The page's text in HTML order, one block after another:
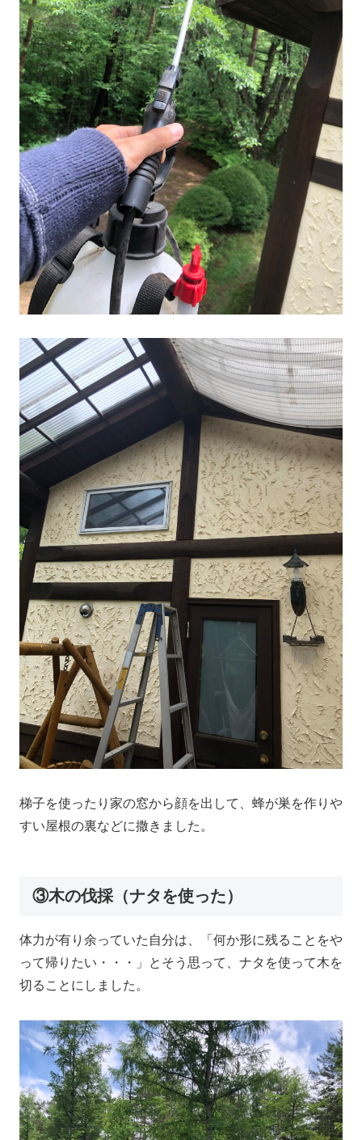
梯子を使ったり家の窓から顔を出して、蜂が巣を作りや
すい屋根の裏などに撒きました。
③木の伐採（ナタを使った）
体力が有り余っていた自分は、「何か形に残ることをや
って帰りたい・・・」とそう思って、ナタを使って木を
切ることにしました。